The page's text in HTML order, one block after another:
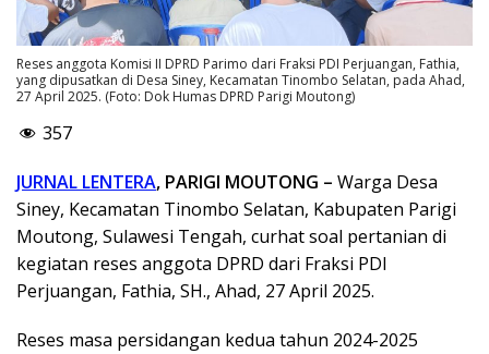
Reses anggota Komisi II DPRD Parimo dari Fraksi PDI Perjuangan, Fathia,
yang dipusatkan di Desa Siney, Kecamatan Tinombo Selatan, pada Ahad,
27 April 2025. (Foto: Dok Humas DPRD Parigi Moutong)
357
JURNAL LENTERA, PARIGI MOUTONG – Warga Desa
Siney, Kecamatan Tinombo Selatan, Kabupaten Parigi
Moutong, Sulawesi Tengah, curhat soal pertanian di
kegiatan reses anggota DPRD dari Fraksi PDI
Perjuangan, Fathia, SH., Ahad, 27 April 2025.
Reses masa persidangan kedua tahun 2024-2025